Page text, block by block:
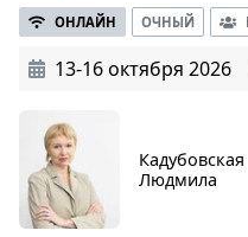
ОНЛАЙН ОЧНЫЙ
13-16 октября 2026
Кадубовская
Людмила